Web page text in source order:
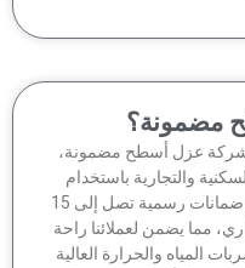
أسطح مضمونة،
باستخدام
أجود المواد العالمية المعتمدة، وتقدم ضمانات رسمية تصل إلى 15
لعملائنا راحة
والحرارة العالية